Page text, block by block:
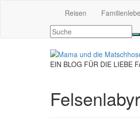
Reisen
EIN BLOG FÜR DIE LIEBE